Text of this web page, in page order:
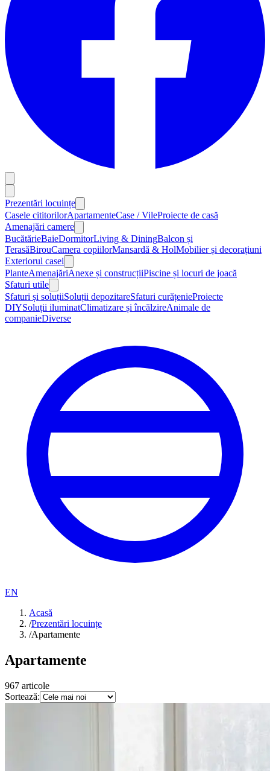
Prezentări locuințe
Casele cititorilorApartamenteCase / VileProiecte de casă
Amenajări camere
BucătărieBaieDormitorLiving & DiningBalcon și
TerasăBirouCamera copiilorMansardă & HolMobilier și decorațiuni
Exteriorul casei
PlanteAmenajăriAnexe și construcțiiPiscine și locuri de joacă
Sfaturi utile
Sfaturi și soluțiiSoluții depozitareSfaturi curățenieProiecte
DIYSoluții iluminatClimatizare și încălzireAnimale de
companieDiverse
EN
Acasă
/Prezentări locuințe
/Apartamente
Apartamente
967 articole
Sortează: